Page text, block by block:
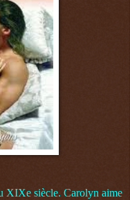
XIXe siècle. Carolyn aime